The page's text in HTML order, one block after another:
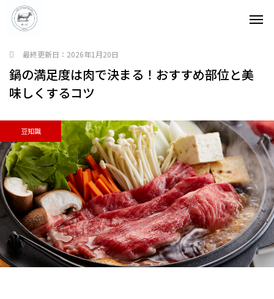
最終更新日： 2026年1月20日
鍋の満足度は肉で決まる！おすすめ部位と美
味しくするコツ
豆知識